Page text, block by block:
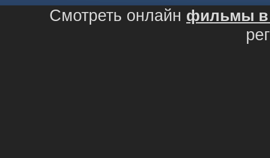
Смотреть онлайн фильмы в